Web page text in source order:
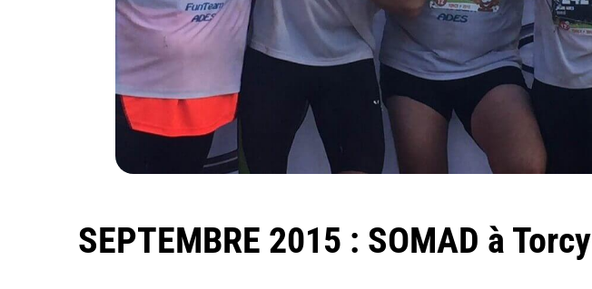
SEPTEMBRE 2015 : SOMAD à Torcy